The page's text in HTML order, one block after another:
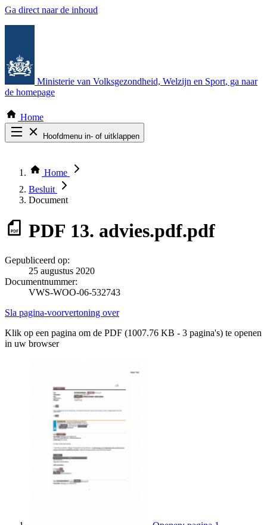
Ga direct naar de inhoud
Ministerie van Volksgezondheid, Welzijn en Sport, ga naar
de homepage
Home
Hoofdmenu in- of uitklappen
Thema COVID-19
Bekijk per bestuursorgaan
Home
Besluit
Document
PDF 13. advies.pdf.pdf
Gepubliceerd op:
25 augustus 2020
Documentnummer:
VWS-WOO-06-532743
Sla pagina-voorvertoning over
Klik op een pagina om de PDF (1007.76 KB - 3 pagina's) te openen
in uw browser